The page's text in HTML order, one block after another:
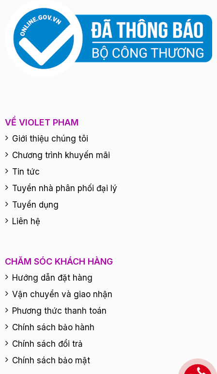
VỀ VIOLET PHAM
Giới thiệu chúng tôi
Chương trình khuyến mãi
Tin tức
Tuyển nhà phân phối đại lý
Tuyển dụng
Liên hệ
CHĂM SÓC KHÁCH HÀNG
Hướng dẫn đặt hàng
Vận chuyển và giao nhận
Phương thức thanh toán
Chính sách bảo hành
Chính sách đổi trả
Chính sách bảo mật